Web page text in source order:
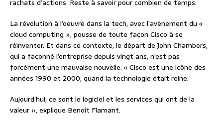
rachats d’actions. Reste à savoir pour combien de temps.
La révolution à l’oeuvre dans la tech, avec l’avènement du «
cloud computing », pousse de toute façon Cisco à se
réinventer. Et dans ce contexte, le départ de John Chambers,
qui a façonné l’entreprise depuis vingt ans, n’est pas
forcément une mauvaise nouvelle. « Cisco est une icône des
années 1990 et 2000, quand la technologie était reine.
Aujourd’hui, ce sont le logiciel et les services qui ont de la
valeur », explique Benoît Flamant.